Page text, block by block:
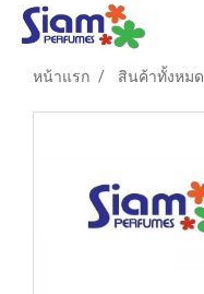
หน้าแรก สินค้าทั้งหมด